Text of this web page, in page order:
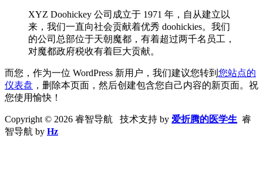
XYZ Doohickey 公司成立于 1971 年，自从建立以
来，我们一直向社会贡献着优秀 doohickies。我们
的公司总部位于天朝魔都，有着超过两千名员工，
对魔都政府税收有着巨大贡献。
而您，作为一位 WordPress 新用户，我们建议您转到 您站点的
仪表盘 ，删除本页面，然后创建包含您自己内容的新页面。祝
您使用愉快！
Copyright © 2026 睿智导航 技术支持 by 爱折腾的医学生 睿
智导航 by Hz